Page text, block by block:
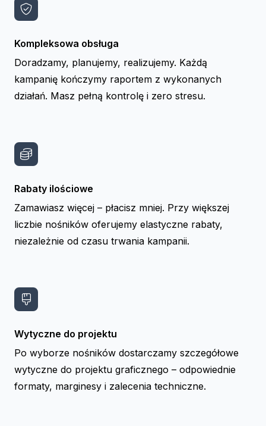
Kompleksowa obsługa
Doradzamy, planujemy, realizujemy. Każdą
kampanię kończymy raportem z wykonanych
działań. Masz pełną kontrolę i zero stresu.
Rabaty ilościowe
Zamawiasz więcej – płacisz mniej. Przy większej
liczbie nośników oferujemy elastyczne rabaty,
niezależnie od czasu trwania kampanii.
Wytyczne do projektu
Po wyborze nośników dostarczamy szczegółowe
wytyczne do projektu graficznego – odpowiednie
formaty, marginesy i zalecenia techniczne.